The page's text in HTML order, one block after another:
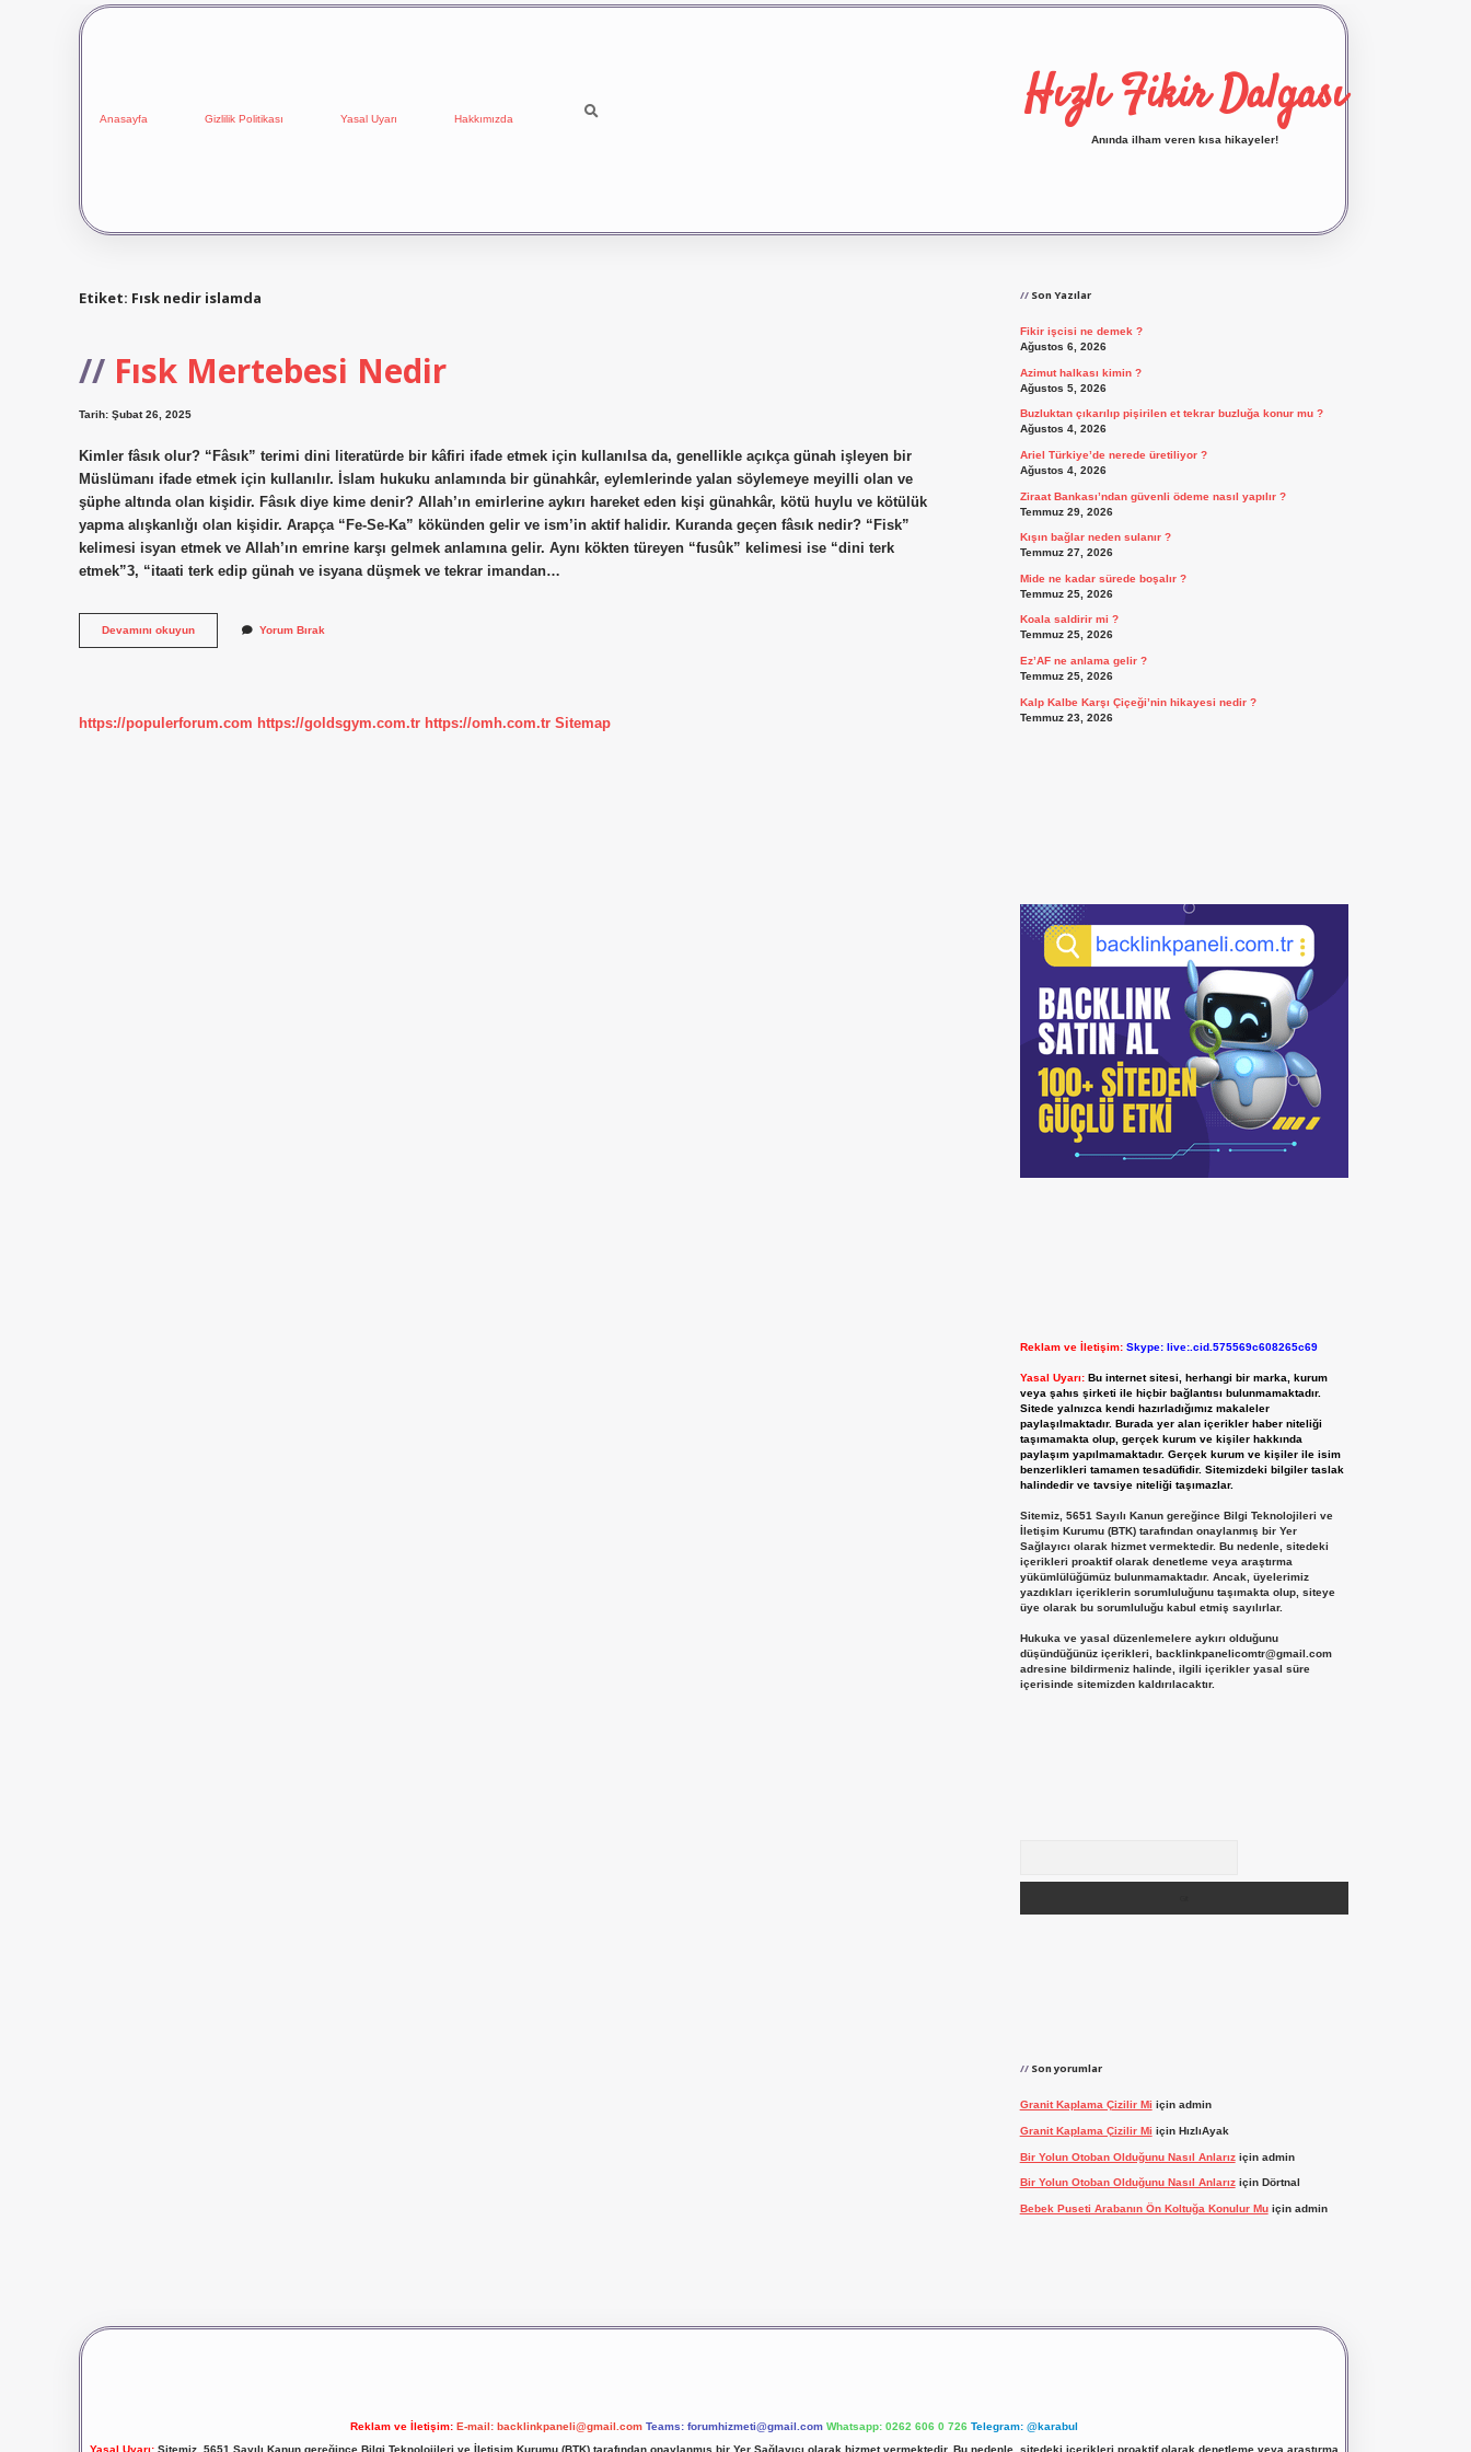
Anasayfa Gizlilik Politikası Yasal Uyarı Hakkımızda Hızlı Fikir Dalgası
Anında ilham veren kısa hikayeler!
Etiket: Fısk nedir islamda
Fısk Mertebesi Nedir
Tarih: Şubat 26, 2025
Kimler fâsık olur? “Fâsık” terimi dini literatürde bir kâfiri ifade etmek için kullanılsa da, genellikle açıkça günah işleyen bir
Müslümanı ifade etmek için kullanılır. İslam hukuku anlamında bir günahkâr, eylemlerinde yalan söylemeye meyilli olan ve
şüphe altında olan kişidir. Fâsık diye kime denir? Allah’ın emirlerine aykırı hareket eden kişi günahkâr, kötü huylu ve kötülük
yapma alışkanlığı olan kişidir. Arapça “Fe-Se-Ka” kökünden gelir ve ism’in aktif halidir. Kuranda geçen fâsık nedir? “Fisk”
kelimesi isyan etmek ve Allah’ın emrine karşı gelmek anlamına gelir. Aynı kökten türeyen “fusûk” kelimesi ise “dini terk
etmek”3, “itaati terk edip günah ve isyana düşmek ve tekrar imandan…
Devamını okuyunFısk
Mertebesi
Yorum Bırak
https://populerforum.com https://goldsgym.com.tr https://omh.com.tr Sitemap
Son Yazılar
Fikir işcisi ne demek ?
Ağustos 6, 2026
Azimut halkası kimin ?
Ağustos 5, 2026
Buzluktan çıkarılıp pişirilen et tekrar buzluğa konur mu ?
Ağustos 4, 2026
Ariel Türkiye’de nerede üretiliyor ?
Ağustos 4, 2026
Ziraat Bankası’ndan güvenli ödeme nasıl yapılır ?
Temmuz 29, 2026
Kışın bağlar neden sulanır ?
Temmuz 27, 2026
Mide ne kadar sürede boşalır ?
Temmuz 25, 2026
Koala saldirir mi ?
Temmuz 25, 2026
Ez’AF ne anlama gelir ?
Temmuz 25, 2026
Kalp Kalbe Karşı Çiçeği’nin hikayesi nedir ?
Temmuz 23, 2026
Reklam ve İletişim: Skype: live:.cid.575569c608265c69
Yasal Uyarı: Bu internet sitesi, herhangi bir marka, kurum
veya şahıs şirketi ile hiçbir bağlantısı bulunmamaktadır.
Sitede yalnızca kendi hazırladığımız makaleler
paylaşılmaktadır. Burada yer alan içerikler haber niteliği
taşımamakta olup, gerçek kurum ve kişiler hakkında
paylaşım yapılmamaktadır. Gerçek kurum ve kişiler ile isim
benzerlikleri tamamen tesadüfidir. Sitemizdeki bilgiler taslak
halindedir ve tavsiye niteliği taşımazlar.
Sitemiz, 5651 Sayılı Kanun gereğince Bilgi Teknolojileri ve
İletişim Kurumu (BTK) tarafından onaylanmış bir Yer
Sağlayıcı olarak hizmet vermektedir. Bu nedenle, sitedeki
içerikleri proaktif olarak denetleme veya araştırma
yükümlülüğümüz bulunmamaktadır. Ancak, üyelerimiz
yazdıkları içeriklerin sorumluluğunu taşımakta olup, siteye
üye olarak bu sorumluluğu kabul etmiş sayılırlar.
Hukuka ve yasal düzenlemelere aykırı olduğunu
düşündüğünüz içerikleri, backlinkpanelicomtr@gmail.com
adresine bildirmeniz halinde, ilgili içerikler yasal süre
içerisinde sitemizden kaldırılacaktır.
Son yorumlar
Granit Kaplama Çizilir Mi için admin
Granit Kaplama Çizilir Mi için HızlıAyak
Bir Yolun Otoban Olduğunu Nasıl Anlarıziçin admin
Bir Yolun Otoban Olduğunu Nasıl Anlarıziçin Dörtnal
Bebek Puseti Arabanın Ön Koltuğa Konulur Muiçin admin
Reklam ve İletişim: E-mail: backlinkpaneli@gmail.com Teams: forumhizmeti@gmail.com Whatsapp: 0262 606 0 726 Telegram: @karabul
Yasal Uyarı:Sitemiz, 5651 Sayılı Kanun gereğince Bilgi Teknolojileri ve İletişim Kurumu (BTK) tarafından onaylanmış bir Yer Sağlayıcı olarak hizmet vermektedir. Bu nedenle, sitedeki içerikleri proaktif olarak denetleme veya araştırma